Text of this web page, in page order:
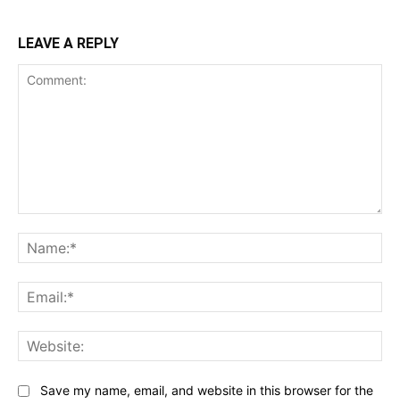
LEAVE A REPLY
Save my name, email, and website in this browser for the